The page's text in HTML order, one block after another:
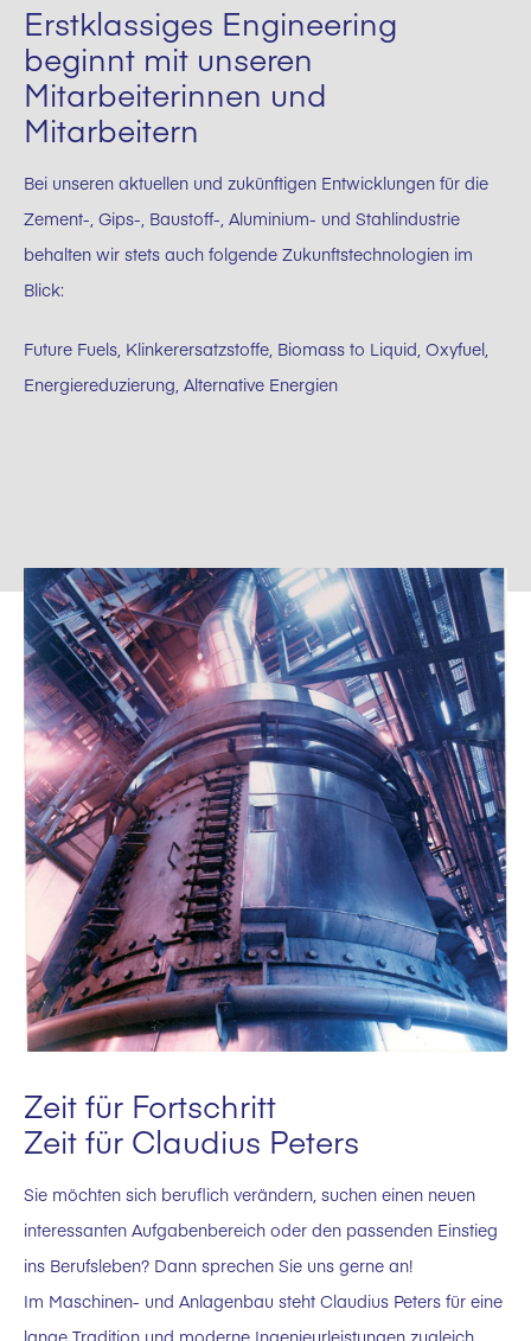
Erstklassiges Engineering
beginnt mit unseren
Mitarbeiterinnen und
Mitarbeitern
Bei unseren aktuellen und zukünftigen Entwicklungen für die
Zement-, Gips-, Baustoff-, Aluminium- und Stahlindustrie
behalten wir stets auch folgende Zukunftstechnologien im
Blick:
Future Fuels, Klinkerersatzstoffe, Biomass to Liquid, Oxyfuel,
Energiereduzierung, Alternative Energien
Zeit für Fortschritt
Zeit für Claudius Peters
Sie möchten sich beruflich verändern, suchen einen neuen
interessanten Aufgabenbereich oder den passenden Einstieg
ins Berufsleben? Dann sprechen Sie uns gerne an!
Im Maschinen- und Anlagenbau steht Claudius Peters für eine